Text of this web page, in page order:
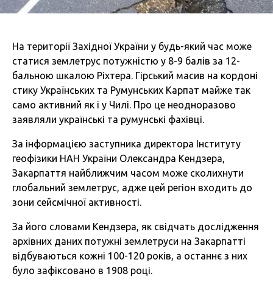
На території Західної України у будь-який час може
статися землетрус потужністю у 8-9 балів за 12-
бальною шкалою Ріхтера. Гірський масив на кордоні
стику Українських та Румунських Карпат майже так
само активний як і у Чилі. Про це неодноразово
заявляли українські та румунські фахівці.
За інформацією заступника директора Інституту
геофізики НАН України Олександра Кендзера,
Закарпаття найближчим часом може сколихнути
глобальний землетрус, адже цей регіон входить до
зони сейсмічної активності.
За його словами Кендзера, як свідчать дослідження
архівних даних потужні землетруси на Закарпатті
відбуваються кожні 100-120 років, а останнє з них
було зафіксовано в 1908 році.